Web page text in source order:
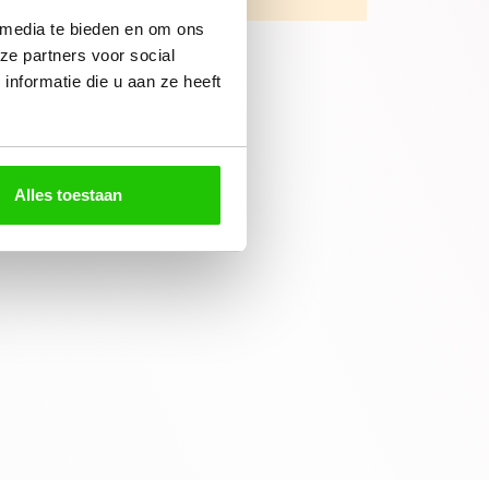
te bieden en om ons
partners voor social
die u aan ze heeft
Alles toestaan